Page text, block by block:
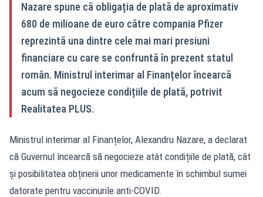
Nazare spune că obligația de plată de aproximativ
680 de milioane de euro către compania Pfizer
reprezintă una dintre cele mai mari presiuni
financiare cu care se confruntă în prezent statul
român. Ministrul interimar al Finanțelor încearcă
acum să negocieze condițiile de plată, potrivit
Realitatea PLUS.
Ministrul interimar al Finanțelor, Alexandru Nazare, a declarat
că Guvernul încearcă să negocieze atât condițiile de plată, cât
și posibilitatea obținerii unor medicamente în schimbul sumei
datorate pentru vaccinurile anti-COVID.